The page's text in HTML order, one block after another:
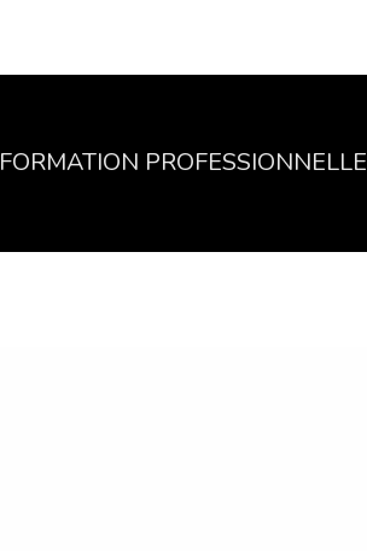
FORMATION PROFESSIONNELLE